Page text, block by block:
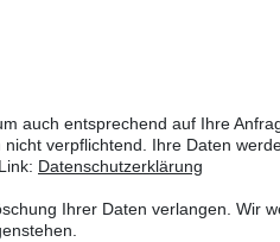
auch entsprechend auf Ihre
verpflichtend. Ihre Daten
Datenschutzerklärung
Ihrer Daten verlangen. Wir